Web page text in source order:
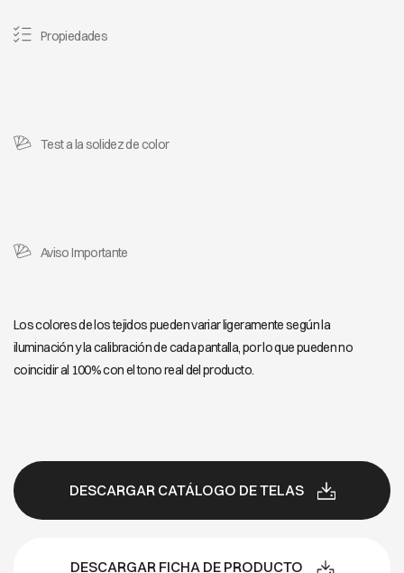
Propiedades
Test a la solidez de color
Aviso Importante
Los colores de los tejidos pueden variar ligeramente según la
iluminación y la calibración de cada pantalla, por lo que pueden no
coincidir al 100% con el tono real del producto.
DESCARGAR CATÁLOGO DE TELAS
DESCARGAR FICHA DE PRODUCTO